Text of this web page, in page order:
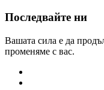
Последвайте ни
Вашата сила е да
променяме с вас.